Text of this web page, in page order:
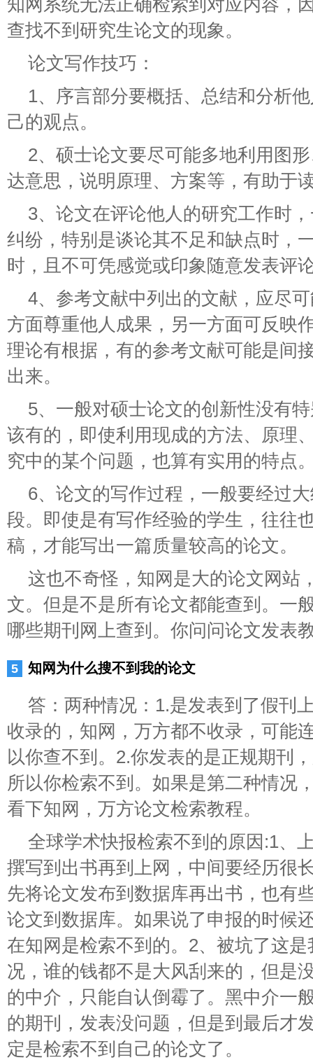
知网系统无法正确检索到对应内容，
查找不到研究生论文的现象。
论文写作技巧：
1、序言部分要概括、总结和分析
己的观点。
2、硕士论文要尽可能多地利用图
达意思，说明原理、方案等，有助于
3、论文在评论他人的研究工作时
纠纷，特别是谈论其不足和缺点时，
时，且不可凭感觉或印象随意发表评
4、参考文献中列出的文献，应尽
方面尊重他人成果，另一方面可反映
理论有根据，有的参考文献可能是间
出来。
5、一般对硕士论文的创新性没有
该有的，即使利用现成的方法、原理
究中的某个问题，也算有实用的特点
6、论文的写作过程，一般要经过
段。即使是有写作经验的学生，往往
稿，才能写出一篇质量较高的论文。
这也不奇怪，知网是大的论文网站
文。但是不是所有论文都能查到。一
哪些期刊网上查到。你问问论文发表
知网为什么搜不到我的论文
答：两种情况：1.是发表到了假刊
收录的，知网，万方都不收录，可能
以你查不到。2.你发表的是正规期刊
所以你检索不到。如果是第二种情况
看下知网，万方论文检索教程。
全球学术快报检索不到的原因:1、
撰写到出书再到上网，中间要经历很
先将论文发布到数据库再出书，也有
论文到数据库。如果说了申报的时候
在知网是检索不到的。2、被坑了这
况，谁的钱都不是大风刮来的，但是
的中介，只能自认倒霉了。黑中介一
的期刊，发表没问题，但是到最后才
定是检索不到自己的论文了。